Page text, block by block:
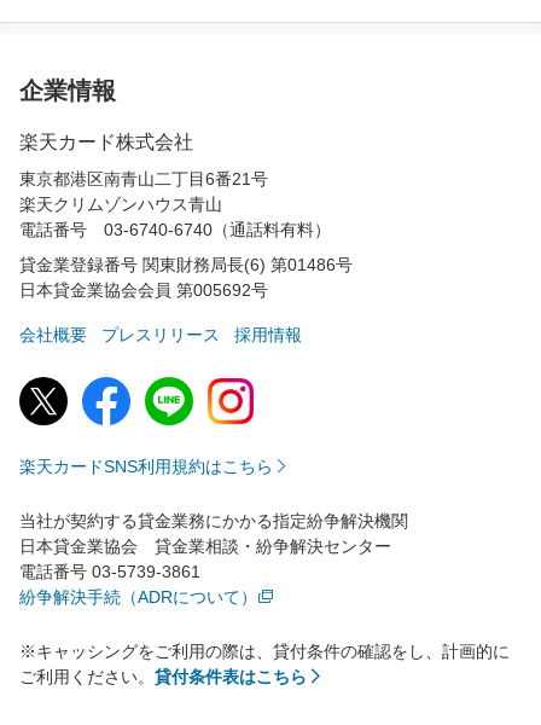
企業情報
楽天カード株式会社
東京都港区南青山二丁目6番21号
楽天クリムゾンハウス青山
電話番号 03-6740-6740（通話料有料）
貸金業登録番号 関東財務局長(6) 第01486号
日本貸金業協会会員 第005692号
会社概要 プレスリリース 採用情報
楽天カードSNS利用規約はこちら
当社が契約する貸金業務にかかる指定紛争解決機関
日本貸金業協会 貸金業相談・紛争解決センター
電話番号 03-5739-3861
紛争解決手続（ADRについて）
※キャッシングをご利用の際は、貸付条件の確認をし、計画的に
ご利用ください。 貸付条件表はこちら